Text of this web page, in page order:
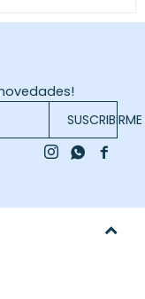
SUSCRIBIRME

 